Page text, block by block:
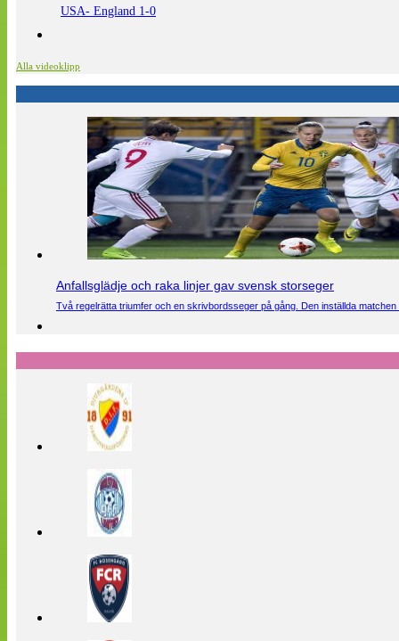
USA- England 1-0
Alla videoklipp
Anfallsglädje och raka linjer gav svensk storseger
Två regelrätta triumfer och en skrivbordsseger på gång. Den inställda